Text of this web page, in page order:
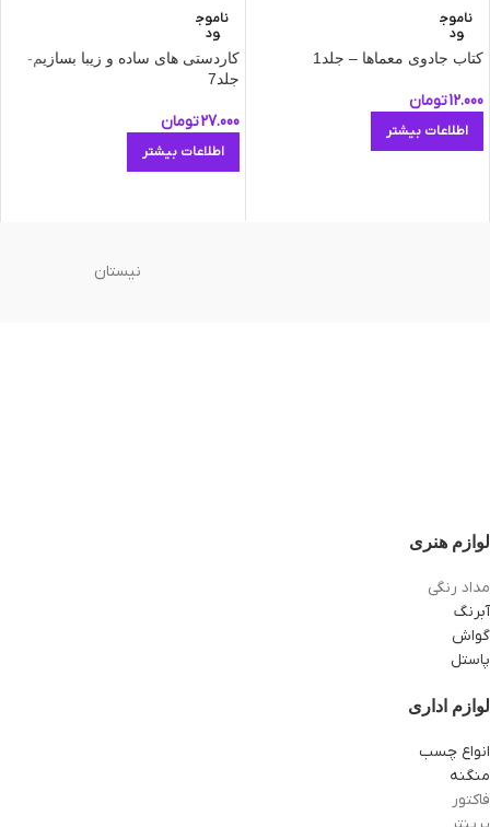
ناموج
ود
کتاب جادوی معماها – جلد1
12.000تومان
اطلاعات بیشتر
ناموج
ود
کاردستی های ساده و زیبا بسازیم-
جلد7
27.000تومان
اطلاعات بیشتر
نیستان
لوازم هنری
مداد رنگی
آبرنگ
گواش
پاستل
لوازم اداری
انواع چسب
منگنه
فاکتور